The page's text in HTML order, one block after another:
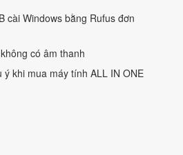
cài Windows bằng Rufus đơn
có âm thanh
ý khi mua máy tính ALL IN ONE